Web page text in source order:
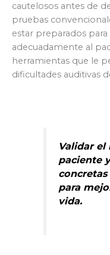
cautelosos antes de
pruebas
estar preparados
adecuadamente al
herramientas que le
dificultades auditivas
Validar el
paciente
para
vida.